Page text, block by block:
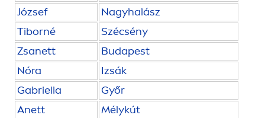
József
Nagyhalász
Tiborné
Szécsény
Zsanett
Budapest
Nóra
Izsák
Gabriella
Győr
Anett
Mélykút